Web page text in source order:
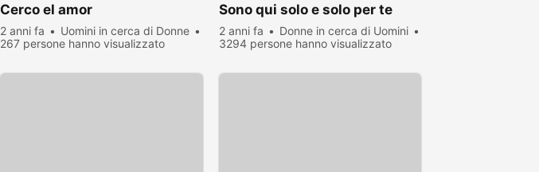
Cerco el amor
2 anni fa
Uomini in cerca di Donne
267 persone hanno visualizzato
Sono qui solo e solo per te
2 anni fa
Donne in cerca di Uomini
3294 persone hanno visualizzato